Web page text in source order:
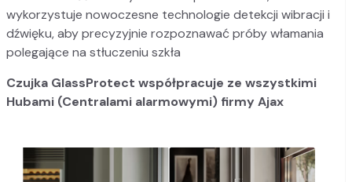
wykorzystuje nowoczesne technologie detekcji wibracji i
dźwięku, aby precyzyjnie rozpoznawać próby włamania
polegające na stłuczeniu szkła
Czujka GlassProtect współpracuje ze wszystkimi
Hubami (Centralami alarmowymi) firmy Ajax